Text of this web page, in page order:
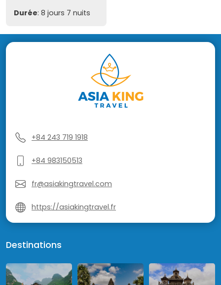
Durée: 8 jours 7 nuits
+84 243 719 1918
+84 983150513
fr@asiakingtravel.com
https://asiakingtravel.fr
Destinations